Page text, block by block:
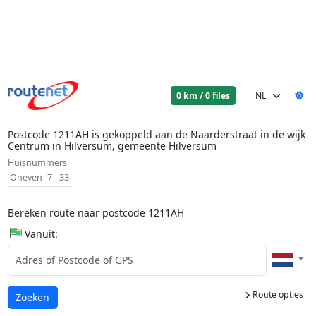
0 km / 0 files
Postcode 1211AH is gekoppeld aan de Naarderstraat in de wijk
Centrum in Hilversum, gemeente Hilversum
Huisnummers
Oneven 7 - 33
Bereken route naar postcode 1211AH
Vanuit:
Route opties
Laden...
Zoeken